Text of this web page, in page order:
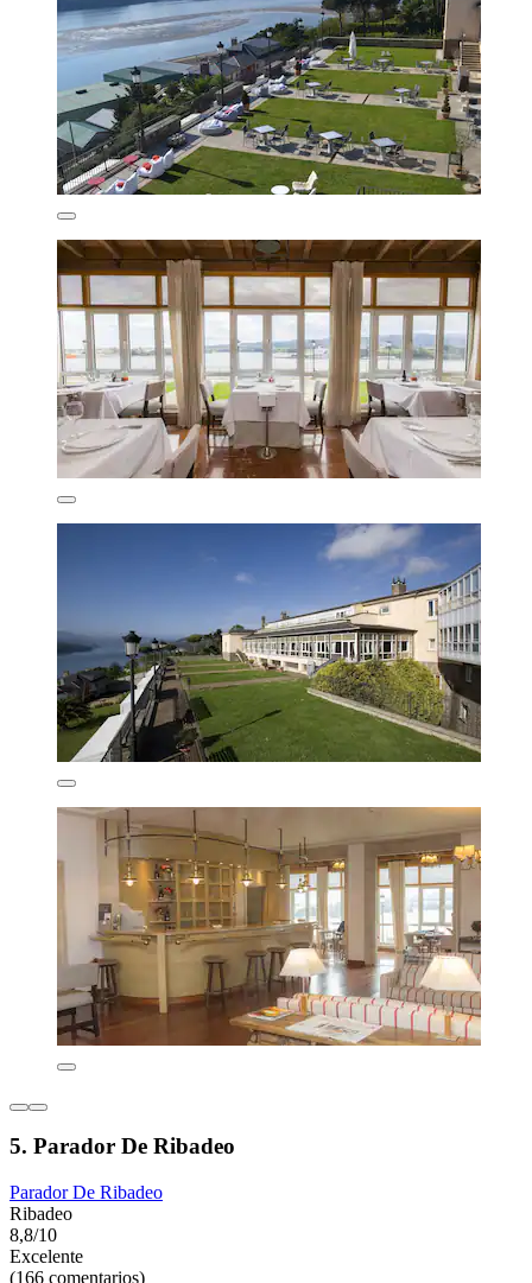
5. Parador De Ribadeo
Parador De Ribadeo
Ribadeo
8,8/10
Excelente
(166 comentarios)